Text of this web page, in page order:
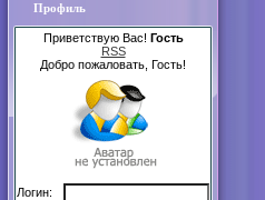
Профиль
Приветствую Вас! Гость
RSS
Добро пожаловать, Гость!
Логин: